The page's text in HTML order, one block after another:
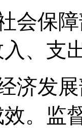
会保
、支
济发
。监